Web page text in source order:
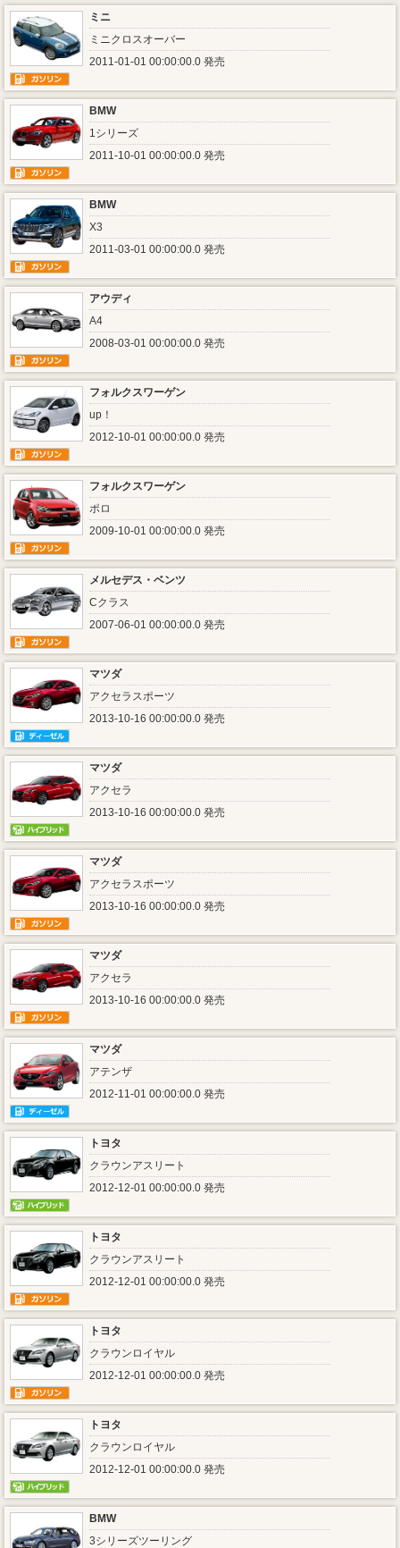
ミニ
ミニクロスオーバー
2011-01-01 00:00:00.0 発売
BMW
1シリーズ
2011-10-01 00:00:00.0 発売
BMW
X3
2011-03-01 00:00:00.0 発売
アウディ
A4
2008-03-01 00:00:00.0 発売
フォルクスワーゲン
up！
2012-10-01 00:00:00.0 発売
フォルクスワーゲン
ポロ
2009-10-01 00:00:00.0 発売
メルセデス・ベンツ
Cクラス
2007-06-01 00:00:00.0 発売
マツダ
アクセラスポーツ
2013-10-16 00:00:00.0 発売
マツダ
アクセラ
2013-10-16 00:00:00.0 発売
マツダ
アクセラスポーツ
2013-10-16 00:00:00.0 発売
マツダ
アクセラ
2013-10-16 00:00:00.0 発売
マツダ
アテンザ
2012-11-01 00:00:00.0 発売
トヨタ
クラウンアスリート
2012-12-01 00:00:00.0 発売
トヨタ
クラウンアスリート
2012-12-01 00:00:00.0 発売
トヨタ
クラウンロイヤル
2012-12-01 00:00:00.0 発売
トヨタ
クラウンロイヤル
2012-12-01 00:00:00.0 発売
BMW
3シリーズツーリング